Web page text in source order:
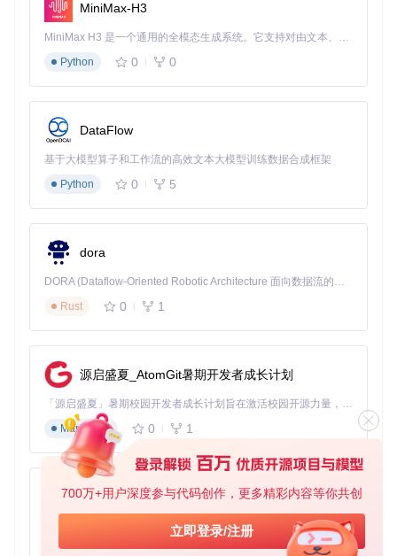
700万+用户深度参与代码创作，更多精彩内容等你共创
立即登录/注册
异，让你的存档在各种版本间自由"交流"。
场景化应用案例
个人玩家跨设备游戏
上继续游玩。他使用Chunker将Java版存档转换为基岩版，轻
松实现在手机上继续建造。假期结束回到电脑前，又将手机上
服务器管理员版本升级
某Minecraft服务器需要从1.18版本升级到最新的1.21版本。管
利进行，玩家几乎感觉不到版本变化带来的影响。
情景1：转换过程中程序突然崩溃。 解决方案：检查Java版本
是否符合要求，确保内存分配充足。对于大型世界，可尝试通
过命令行参数增加内存分配。
：转换后的世界中部分方块显示异常。 解决方案：这可
能是因为目标版本中没有对应的方块。你可以在转换前配置方
块映射规则，指定替代方块。
：转换完成后无法加载世界。 解决方案：验证原始世界
文件的完整性，尝试重新转换。如果问题持续，可查看Chunk
er生成的日志文件，定位具体错误原因。
服务器管理员特别提示
MiniMax-H3
MiniMax H3 是一个通用的全模态生成系统。它支持对由文本、图像、视频和音频组成的多模态上下文进行统一理解，并能生成分辨率高达 2K、时长可达 15 秒的带原生立体声音频的视频。得益于面向任务泛化的系统设计，H3 在预训练阶段就已具备广泛的多模态上下文理解与生成能力，能够出色地执行复杂的多模态指令。
Python
0 0
DataFlow
基于大模型算子和工作流的高效文本大模型训练数据合成框架
Python
0 5
dora
DORA (Dataflow-Oriented Robotic Architecture 面向数据流的机器人架构) 是为 AI 与具身智能机器人打造的高性能开发框架，以数据流范式重构开发逻辑，原生支持分布式部署与端边云协同 —— 无需复杂适配，即可实现一体端到端具身大小脑、VLA等模型部署，无缝衔接感知、推理、控制全链路，让 AI 能力与机器人动作深度融合。 依托 Rust 内核与零拷贝通信技术，它将具身大小脑、VLA等模型推理、多模态数据融合延迟压缩至微秒级，同时兼容 ROS2 生态与国产 AI 芯片，彻底降低具身智能机器人的开发门槛，让分布式部署下的 AI 赋能创新更高效、更灵活。
Rust
0 1
源启盛夏_AtomGit暑期开发者成长计划
「源启盛夏」暑期校园开发者成长计划旨在激活校园开源力量，通过积分激励、认证扶持、资源倾斜等形式，引导高校组织和开发者完成「入驻 — 建项目 — 做贡献 — 获认证 — 得资源」的完整闭环。无论你是想带领社团入驻平台的组织者，还是希望用代码贡献证明自己的开发者，都能在这里找到属于你的成长路径。
Markdown
0 1
py-xiaozhi
基于Python的Xiaozhi AI，适用于想要完整Xiaozhi体验而无需拥有专用硬件的用户。
Python
0 1